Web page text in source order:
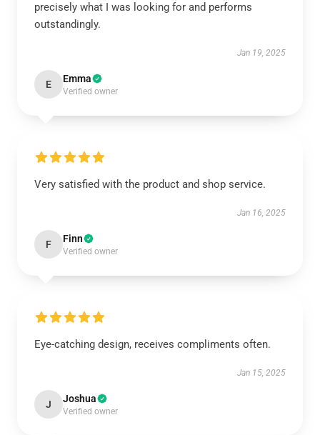
precisely what I was looking for and performs
outstandingly.
Jan 19, 2025
E Emma
Verified owner
Very satisfied with the product and shop service.
Jan 16, 2025
F Finn
Verified owner
Eye-catching design, receives compliments often.
Jan 15, 2025
J Joshua
Verified owner